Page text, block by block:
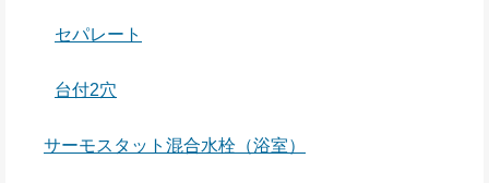
セパレート
台付2穴
サーモスタット混合水栓（浴室）